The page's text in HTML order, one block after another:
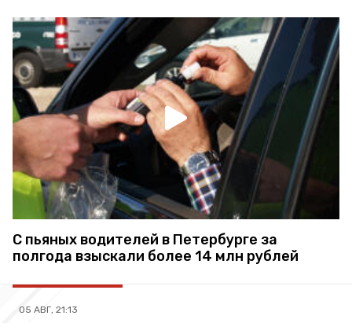
С пьяных водителей в Петербурге за
полгода взыскали более 14 млн рублей
05 АВГ, 21:13